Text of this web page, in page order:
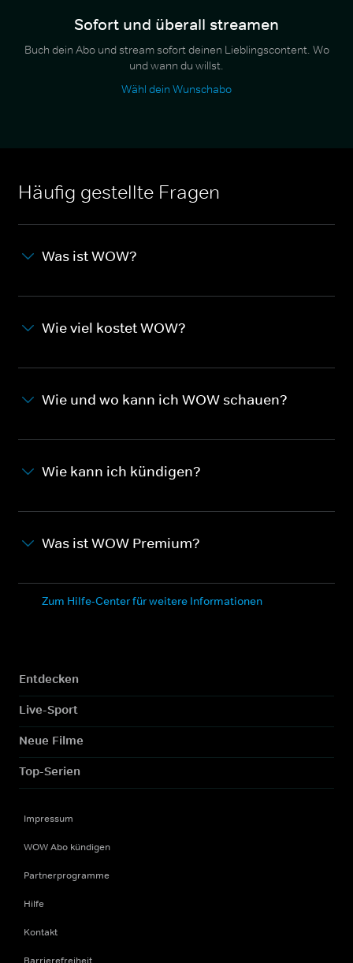
Sofort und überall streamen
Buch dein Abo und stream sofort deinen Lieblingscontent. Wo
und wann du willst.
Wähl dein Wunschabo
Häufig gestellte Fragen
Was ist WOW?
Wie viel kostet WOW?
Wie und wo kann ich WOW schauen?
Wie kann ich kündigen?
Was ist WOW Premium?
Zum Hilfe-Center für weitere Informationen
Entdecken
Live-Sport
Neue Filme
Top-Serien
Impressum
WOW Abo kündigen
Partnerprogramme
Hilfe
Kontakt